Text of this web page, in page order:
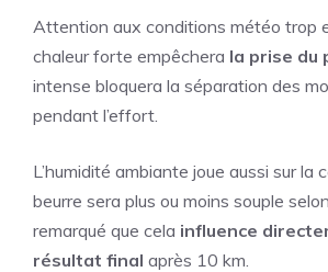
Attention aux conditions météo trop
chaleur forte empêchera la prise du
intense bloquera la séparation des
pendant l’effort.
L’humidité ambiante joue aussi sur la
beurre sera plus ou moins souple
remarqué que cela influence
résultat final après 10 km.